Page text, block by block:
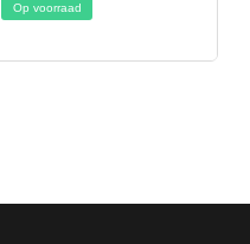
Op voorraad